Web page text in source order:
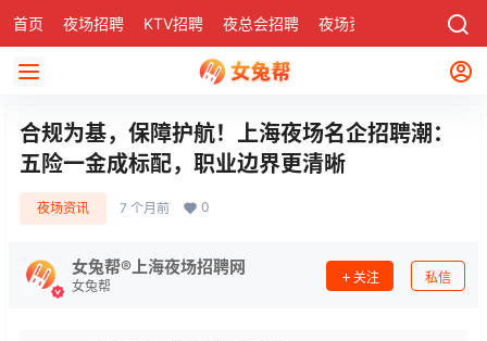
首页 夜场招聘 KTV招聘 夜总会招聘 夜场资讯 社区
合规为基，保障护航！上海夜场名企招聘潮：
五险一金成标配，职业边界更清晰
夜场资讯 7 个月前 0
女兔帮®上海夜场招聘网
女兔帮
关注 私信